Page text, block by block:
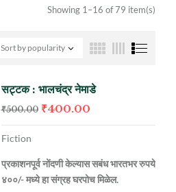
Showing 1–16 of 79 item(s)
Sort by popularity
सट्टक : भालचंद्र नेमाडे
₹500.00 ₹400.00
Fiction
प्रकाशनपूर्व नोंदणी केल्यास सबंध भारतभर रुपये
४००/- मध्ये हा संग्रह घरपोच मिळेल.